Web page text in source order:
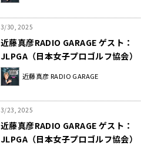
3/30, 2025
近藤真彦RADIO GARAGE ゲスト：
JLPGA（日本女子プロゴルフ協会）
競技委員 阿蘇紀子さん、中﨑典子
さん②
近藤真彦 RADIO GARAGE
3/23, 2025
近藤真彦RADIO GARAGE ゲスト：
JLPGA（日本女子プロゴルフ協会）